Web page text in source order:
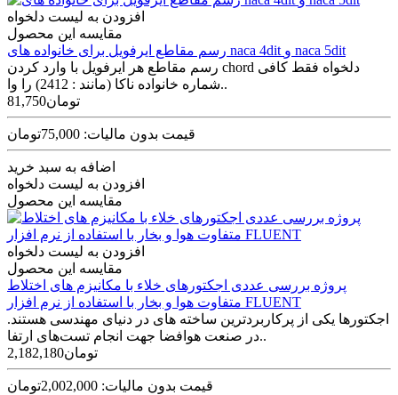
افزودن به لیست دلخواه
مقایسه این محصول
رسم مقاطع ایرفویل برای خانواده های naca 4dit و naca 5dit
رسم مقاطع هر ایرفویل با وارد کردن chord دلخواه فقط کافی
شماره خانواده ناکا (مانند : 2412) را وا..
81,750تومان
قیمت بدون مالیات: 75,000تومان
اضافه به سبد خرید
افزودن به لیست دلخواه
مقایسه این محصول
افزودن به لیست دلخواه
مقایسه این محصول
پروژه بررسی عددی اجکتورهای خلاء با مکانیزم های اختلاط
متفاوت هوا و بخار با استفاده از نرم افزار FLUENT
اجکتورها یکی از پرکاربردترین ساخته های در دنیای مهندسی هستند.
در صنعت هوافضا جهت انجام تست‌های ارتفا..
2,182,180تومان
قیمت بدون مالیات: 2,002,000تومان